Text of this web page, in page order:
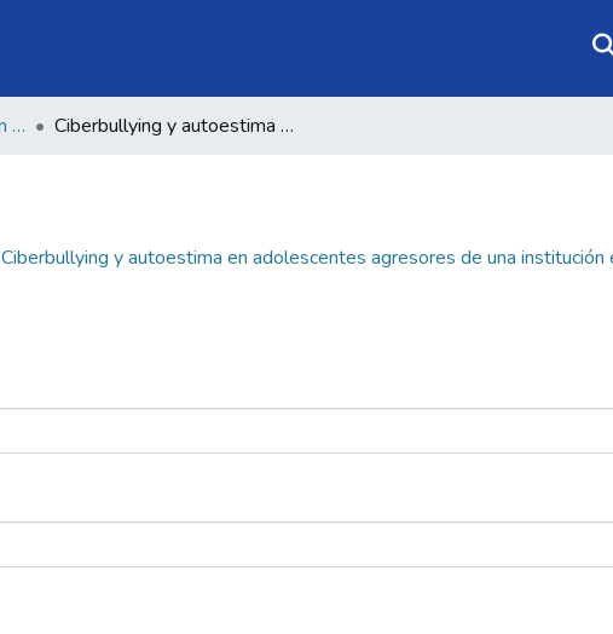
Maestría en Psicología con Mención en: Psicología Clínica y de la Salud Ciberbullying y autoestima en adolescentes agresores de una institución educativa estatal del distrito de Santa Cruz Cajamarca 2023
Ciberbullying y autoestima en adolescentes agresores de una institución